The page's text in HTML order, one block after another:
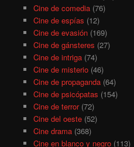
Cine de comedia(76)
Cine de espías (12)
Cine de evasión(169)
Cine de gánsteres (27)
Cine de intriga(74)
Cine de misterio(46)
Cine de propaganda(64)
Cine de psicópatas (154)
Cine de terror(72)
Cine del oeste(52)
Cine drama(368)
Cine en blanco y negro(113)